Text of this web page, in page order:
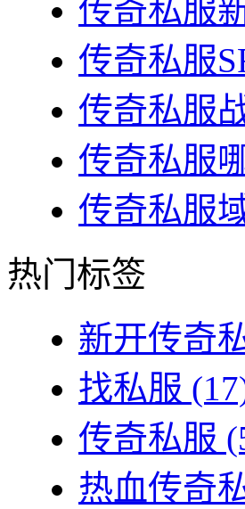
传奇私服
传奇私服
传奇私服
传奇私服
传奇私服
热门标签
新开传奇
找私服
传奇私服
热血传奇